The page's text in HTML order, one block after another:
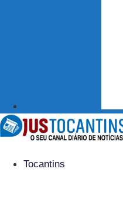
Tocantins